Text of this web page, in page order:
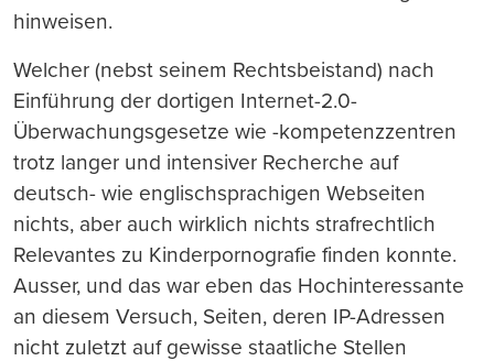
hinweisen.
Welcher (nebst seinem Rechtsbeistand) nach
Einführung der dortigen Internet-2.0-
Überwachungsgesetze wie -kompetenzzentren
trotz langer und intensiver Recherche auf
deutsch- wie englischsprachigen Webseiten
nichts, aber auch wirklich nichts strafrechtlich
Relevantes zu Kinderpornografie finden konnte.
Ausser, und das war eben das Hochinteressante
an diesem Versuch, Seiten, deren IP-Adressen
nicht zuletzt auf gewisse staatliche Stellen